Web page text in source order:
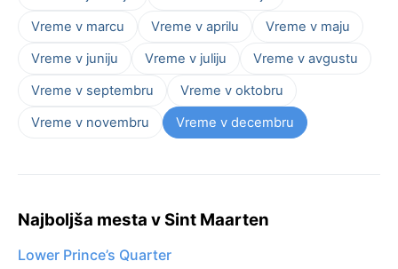
Vreme v marcu
Vreme v aprilu
Vreme v maju
Vreme v juniju
Vreme v juliju
Vreme v avgustu
Vreme v septembru
Vreme v oktobru
Vreme v novembru
Vreme v decembru
Najboljša mesta v Sint Maarten
Lower Prince’s Quarter